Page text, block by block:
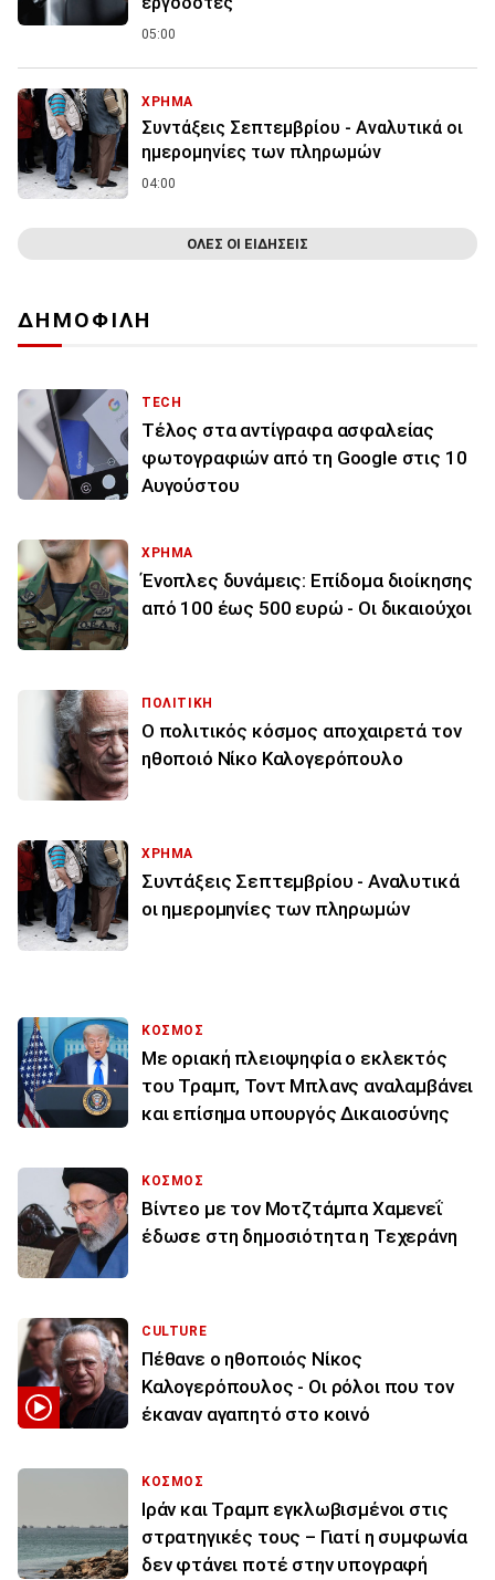
05:00
ΧΡΗΜΑ
Συντάξεις Σεπτεμβρίου - Αναλυτικά οι
ημερομηνίες των πληρωμών
04:00
ΟΛΕΣ ΟΙ ΕΙΔΗΣΕΙΣ
ΔΗΜΟΦΙΛΗ
TECH
Τέλος στα αντίγραφα ασφαλείας
φωτογραφιών από τη Google στις 10
Αυγούστου
ΧΡΗΜΑ
Ένοπλες δυνάμεις: Επίδομα διοίκησης
από 100 έως 500 ευρώ - Οι δικαιούχοι
ΠΟΛΙΤΙΚΗ
Ο πολιτικός κόσμος αποχαιρετά τον
ηθοποιό Νίκο Καλογερόπουλο
ΧΡΗΜΑ
Συντάξεις Σεπτεμβρίου - Αναλυτικά
οι ημερομηνίες των πληρωμών
ΚΟΣΜΟΣ
Με οριακή πλειοψηφία ο εκλεκτός
του Τραμπ, Τοντ Μπλανς αναλαμβάνει
και επίσημα υπουργός Δικαιοσύνης
ΚΟΣΜΟΣ
Βίντεο με τον Μοτζτάμπα Χαμενεΐ
έδωσε στη δημοσιότητα η Τεχεράνη
CULTURE
Πέθανε ο ηθοποιός Νίκος
Καλογερόπουλος - Οι ρόλοι που τον
έκαναν αγαπητό στο κοινό
ΚΟΣΜΟΣ
Ιράν και Τραμπ εγκλωβισμένοι στις
στρατηγικές τους – Γιατί η συμφωνία
δεν φτάνει ποτέ στην υπογραφή